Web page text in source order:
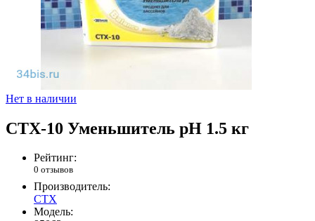
Нет в наличии
CTX-10 Уменьшитель рН 1.5 кг
Рейтинг:
0 отзывов
Производитель:
CTX
Модель: